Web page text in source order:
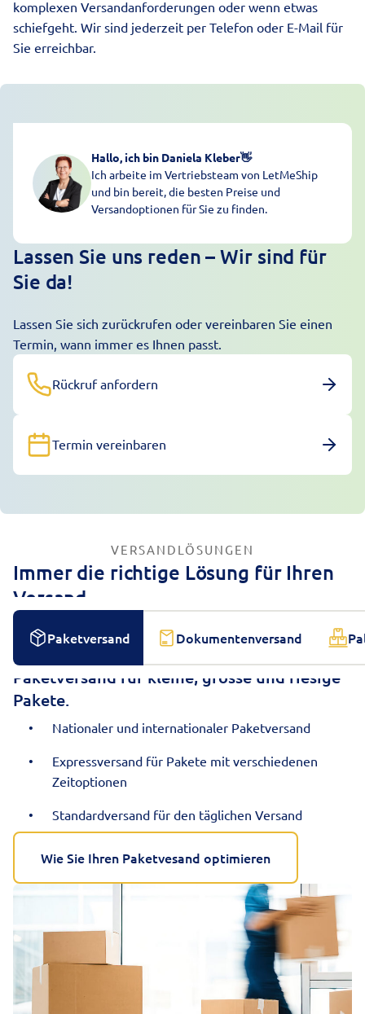
komplexen Versandanforderungen oder wenn etwas
schiefgeht. Wir sind jederzeit per Telefon oder E-Mail für
Sie erreichbar.
Hallo, ich bin Daniela Kleber👋
Ich arbeite im Vertriebsteam von LetMeShip
und bin bereit, die besten Preise und
Versandoptionen für Sie zu finden.
Lassen Sie uns reden – Wir sind für
Sie da!
Lassen Sie sich zurückrufen oder vereinbaren Sie einen
Termin, wann immer es Ihnen passt.
Rückruf anfordern
Termin vereinbaren
VERSANDLÖSUNGEN
Immer die richtige Lösung für Ihren
Versand
Paketversand Dokumentenversand
Paketversand für kleine, grosse und riesige
Pakete.
Nationaler und internationaler Paketversand
Expressversand für Pakete mit verschiedenen
Zeitoptionen
Standardversand für den täglichen Versand
Wie Sie Ihren Paketvesand optimieren